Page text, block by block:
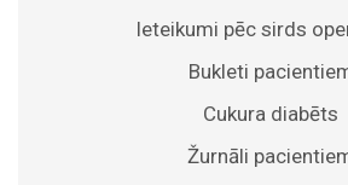
Ieteikumi pēc sirds
Bukleti
Cukura diabēts
Žurnāli